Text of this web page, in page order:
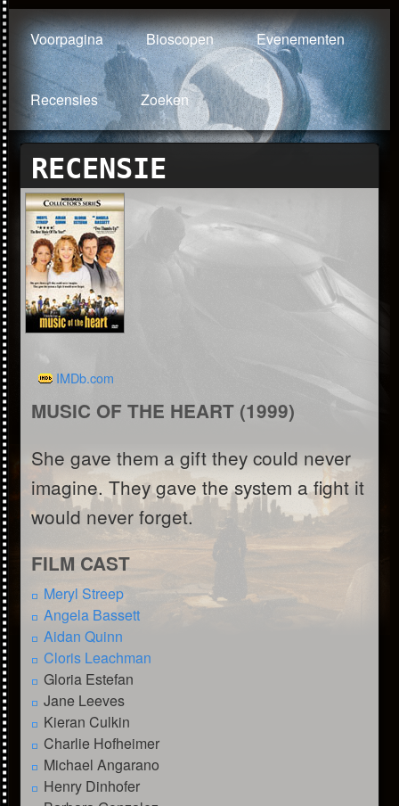
Voorpagina Bioscopen Evenementen
Recensies Zoeken
RECENSIE
IMDb.com
MUSIC OF THE HEART (1999)
She gave them a gift they could never
imagine. They gave the system a fight it
would never forget.
FILM CAST
Meryl Streep
Angela Bassett
Aidan Quinn
Cloris Leachman
Gloria Estefan
Jane Leeves
Kieran Culkin
Charlie Hofheimer
Michael Angarano
Henry Dinhofer